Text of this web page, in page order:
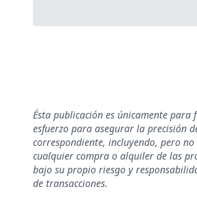
Ésta publicación es únicamente
esfuerzo para asegurar la precisión
correspondiente, incluyendo, pero
cualquier compra o alquiler de las
bajo su propio riesgo y
de transacciones.